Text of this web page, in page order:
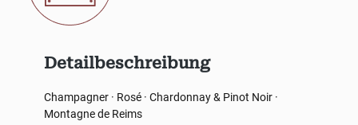
Detailbeschreibung
Champagner · Rosé · Chardonnay & Pinot Noir ·
Montagne de Reims